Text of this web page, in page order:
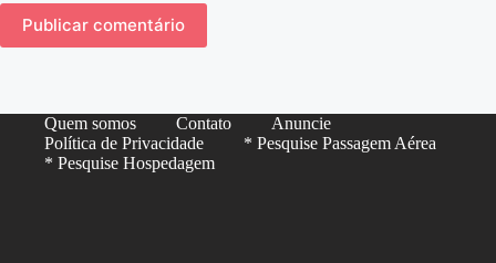
Publicar comentário
Quem somos Contato
Anuncie
Política de Privacidade
* Pesquise Passagem Aérea
* Pesquise Hospedagem